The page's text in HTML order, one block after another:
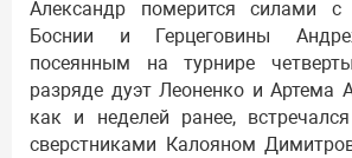
Александр померится силами с
Боснии и Герцеговины
посеянным на турнире
разряде дуэт Леоненко и Артема
как и неделей ранее,
сверстниками Калояном